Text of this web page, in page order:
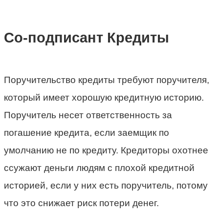
Со-подписант Кредиты
Поручительство кредиты требуют поручителя,
который имеет хорошую кредитную историю.
Поручитель несет ответственность за
погашение кредита, если заемщик по
умолчанию не по кредиту. Кредиторы охотнее
ссужают деньги людям с плохой кредитной
историей, если у них есть поручитель, потому
что это снижает риск потери денег.